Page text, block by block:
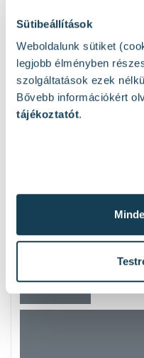
Sütibeállítások
Weboldalunk sütiket
legjobb élményben
szolgáltatások ezek
Bővebb információkért
tájékoztatót.
Mások ezeket